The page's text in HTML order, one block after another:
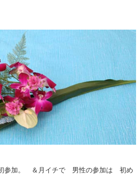
参加。 ＆月イチで 男性の参加は 初め